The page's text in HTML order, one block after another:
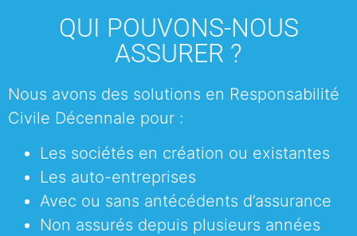
QUI POUVONS-NOUS
ASSURER ?
Nous avons des solutions en Responsabilité
Civile Décennale pour :
Les sociétés en création ou existantes
Les auto-entreprises
Avec ou sans antécédents d’assurance
Non assurés depuis plusieurs années